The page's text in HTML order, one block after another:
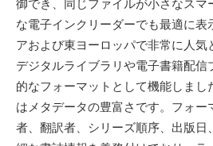
御でき、同じファイルが小さなスマ
な電子インクリーダーでも最適に表
アおよび東ヨーロッパで非常に人気
デジタルライブラリや電子書籍配
的なフォーマットとして機能しまし
はメタデータの豊富さです。フォ
者、翻訳者、シリーズ順序、出版